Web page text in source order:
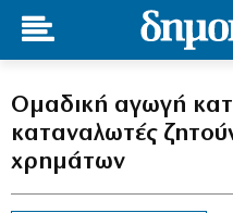
Ομαδική αγωγή
καταναλωτές
χρημάτων